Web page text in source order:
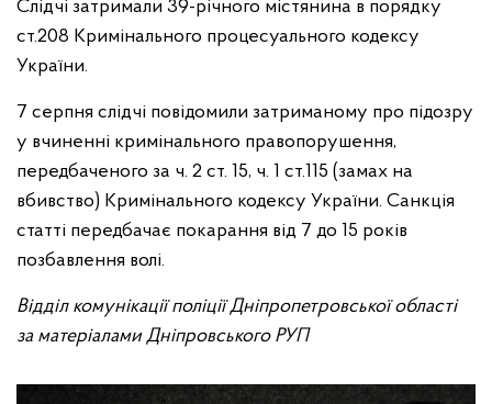
Слідчі затримали 39-річного містянина в порядку
ст.208 Кримінального процесуального кодексу
України.
7 серпня слідчі повідомили затриманому про підозру
у вчиненні кримінального правопорушення,
передбаченого за ч. 2 ст. 15, ч. 1 ст.115 (замах на
вбивство) Кримінального кодексу України. Санкція
статті передбачає покарання від 7 до 15 років
позбавлення волі.
Відділ комунікації поліції Дніпропетровської області
за матеріалами Дніпровського РУП